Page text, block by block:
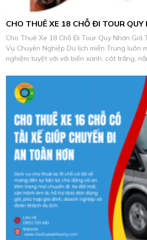
CHO THUÊ XE 18 CHỖ ĐI TOUR QUY
Cho Thuê Xe 18 Chỗ Đi Tour Quy Nhơn Giá
Vụ Chuyên Nghiệp Du lịch miền Trung luôn
nghiệm tuyệt vời với biển xanh, cát trắng,